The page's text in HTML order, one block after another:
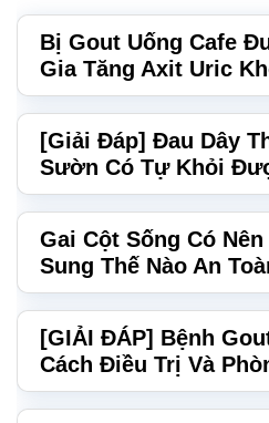
Bị Gout Uống Cafe
Gia Tăng Axit Uric
[Giải Đáp] Đau Dây
Sườn Có Tự Khỏi
Gai Cột Sống Có
Sung Thế Nào An
[GIẢI ĐÁP] Bệnh
Cách Điều Trị Và